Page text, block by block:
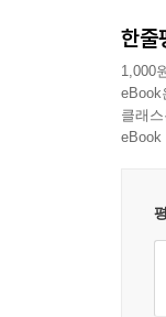
한줄
1,000
eBook
클래
eBook